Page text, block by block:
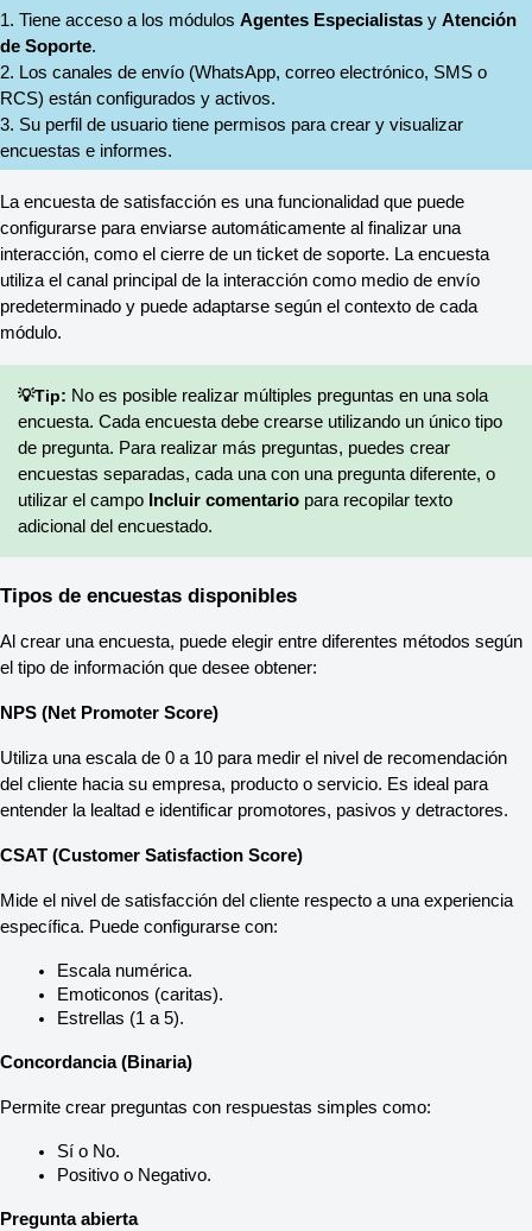
1. Tiene acceso a los módulos Agentes Especialistas y Atención
de Soporte.
2. Los canales de envío (WhatsApp, correo electrónico, SMS o
RCS) están configurados y activos.
3. Su perfil de usuario tiene permisos para crear y visualizar
encuestas e informes.
La encuesta de satisfacción es una funcionalidad que puede
configurarse para enviarse automáticamente al finalizar una
interacción, como el cierre de un ticket de soporte. La encuesta
utiliza el canal principal de la interacción como medio de envío
predeterminado y puede adaptarse según el contexto de cada
módulo.
💡Tip: No es posible realizar múltiples preguntas en una sola
encuesta. Cada encuesta debe crearse utilizando un único tipo
de pregunta. Para realizar más preguntas, puedes crear
encuestas separadas, cada una con una pregunta diferente, o
utilizar el campo Incluir comentario para recopilar texto
adicional del encuestado.
Tipos de encuestas disponibles
Al crear una encuesta, puede elegir entre diferentes métodos según
el tipo de información que desee obtener:
NPS (Net Promoter Score)
Utiliza una escala de 0 a 10 para medir el nivel de recomendación
del cliente hacia su empresa, producto o servicio. Es ideal para
entender la lealtad e identificar promotores, pasivos y detractores.
CSAT (Customer Satisfaction Score)
Mide el nivel de satisfacción del cliente respecto a una experiencia
específica. Puede configurarse con:
Escala numérica.
Emoticonos (caritas).
Estrellas (1 a 5).
Concordancia (Binaria)
Permite crear preguntas con respuestas simples como:
Sí o No.
Positivo o Negativo.
Pregunta abierta